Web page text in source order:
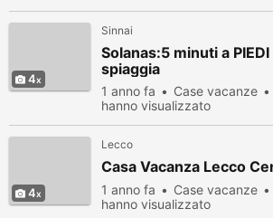
4
Sinnai
Solanas:5 minuti a
spiaggia
1 anno fa Case vacanze
hanno visualizzato
4
Lecco
Casa Vacanza Lecco
1 anno fa Case vacanze
hanno visualizzato